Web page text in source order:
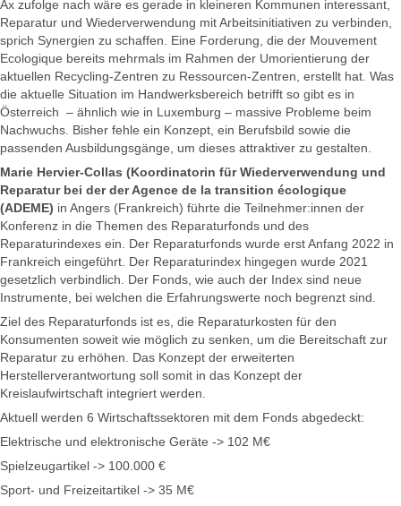
Ax zufolge nach wäre es gerade in kleineren Kommunen interessant,
Reparatur und Wiederverwendung mit Arbeitsinitiativen zu verbinden,
sprich Synergien zu schaffen. Eine Forderung, die der Mouvement
Ecologique bereits mehrmals im Rahmen der Umorientierung der
aktuellen Recycling-Zentren zu Ressourcen-Zentren, erstellt hat. Was
die aktuelle Situation im Handwerksbereich betrifft so gibt es in
Österreich – ähnlich wie in Luxemburg – massive Probleme beim
Nachwuchs. Bisher fehle ein Konzept, ein Berufsbild sowie die
passenden Ausbildungsgänge, um dieses attraktiver zu gestalten.
Marie Hervier-Collas (Koordinatorin für Wiederverwendung und
Reparatur bei der der Agence de la transition écologique
(ADEME) in Angers (Frankreich) führte die Teilnehmer:innen der
Konferenz in die Themen des Reparaturfonds und des
Reparaturindexes ein. Der Reparaturfonds wurde erst Anfang 2022 in
Frankreich eingeführt. Der Reparaturindex hingegen wurde 2021
gesetzlich verbindlich. Der Fonds, wie auch der Index sind neue
Instrumente, bei welchen die Erfahrungswerte noch begrenzt sind.
Ziel des Reparaturfonds ist es, die Reparaturkosten für den
Konsumenten soweit wie möglich zu senken, um die Bereitschaft zur
Reparatur zu erhöhen. Das Konzept der erweiterten
Herstellerverantwortung soll somit in das Konzept der
Kreislaufwirtschaft integriert werden.
Aktuell werden 6 Wirtschaftssektoren mit dem Fonds abgedeckt:
Elektrische und elektronische Geräte -> 102 M€
Spielzeugartikel -> 100.000 €
Sport- und Freizeitartikel -> 35 M€